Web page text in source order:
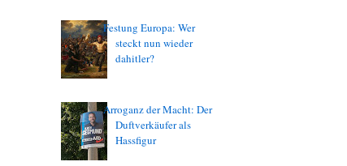
Festung Europa: Wer
steckt nun wieder
dahitler?
Arroganz der Macht: Der
Duftverkäufer als
Hassfigur